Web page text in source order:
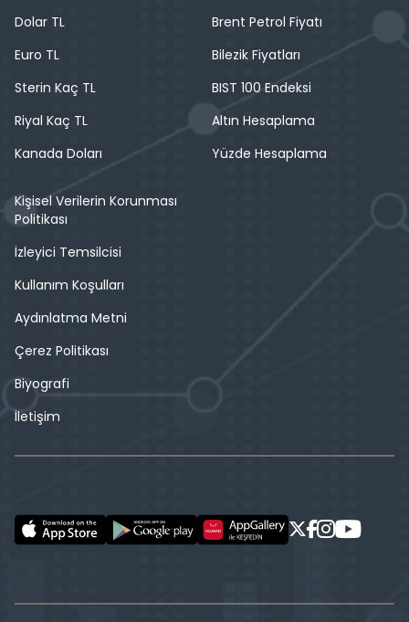
Dolar TL
Euro TL
Sterin Kaç TL
Riyal Kaç TL
Kanada Doları
Brent Petrol Fiyatı
Bilezik Fiyatları
BIST 100 Endeksi
Altın Hesaplama
Yüzde Hesaplama
Kişisel Verilerin Korunması
Politikası
İzleyici Temsilcisi
Kullanım Koşulları
Aydınlatma Metni
Çerez Politikası
Biyografi
İletişim